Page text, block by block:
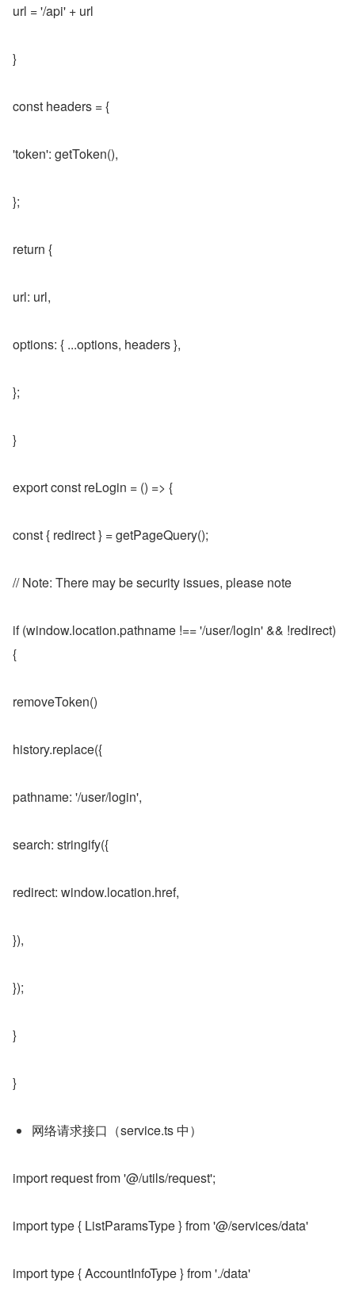
url = '/api' + url
}
const headers = {
'token': getToken(),
};
return {
url: url,
options: { ...options, headers },
};
}
export const reLogin = () => {
const { redirect } = getPageQuery();
// Note: There may be security issues, please note
if (window.location.pathname !== '/user/login' && !redirect)
{
removeToken()
history.replace({
pathname: '/user/login',
search: stringify({
redirect: window.location.href,
}),
});
}
}
网络请求接口（service.ts 中）
import request from '@/utils/request';
import type { ListParamsType } from '@/services/data'
import type { AccountInfoType } from './data'